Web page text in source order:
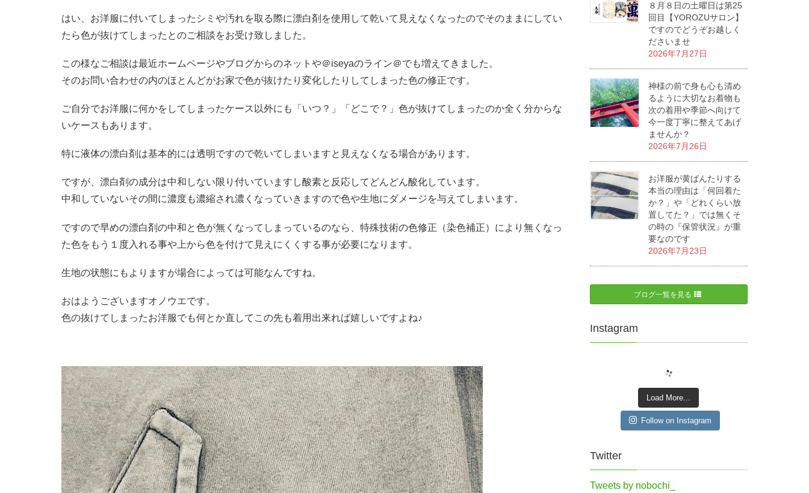
はい、お洋服に付いてしまったシミや汚れを取る際に漂白剤を使用して乾いて見えなくなったのでそのままにしてい
たら色が抜けてしまったとのご相談をお受け致しました。
この様なご相談は最近ホームページやブログからのネットや＠iseyaのライン＠でも増えてきました。
そのお問い合わせの内のほとんどがお家で色が抜けたり変化したりしてしまった色の修正です。
ご自分でお洋服に何かをしてしまったケース以外にも「いつ？」「どこで？」色が抜けてしまったのか全く分からな
いケースもあります。
特に液体の漂白剤は基本的には透明ですので乾いてしまいますと見えなくなる場合があります。
ですが、漂白剤の成分は中和しない限り付いていますし酸素と反応してどんどん酸化しています。
中和していないその間に濃度も濃縮され濃くなっていきますので色や生地にダメージを与えてしまいます。
ですので早めの漂白剤の中和と色が無くなってしまっているのなら、特殊技術の色修正（染色補正）により無くなっ
た色をもう１度入れる事や上から色を付けて見えにくくする事が必要になります。
生地の状態にもよりますが場合によっては可能なんですね。
おはようございますオノウエです。
色の抜けてしまったお洋服でも何とか直してこの先も着用出来れば嬉しいですよね♪
８月８日の土曜日は第25
回目【YOROZUサロン】
ですのでどうぞお越しく
ださいませ
2026年7月27日
神様の前で身も心も清め
るように大切なお着物も
次の着用や季節へ向けて
今一度丁寧に整えてあげ
ませんか？
2026年7月26日
お洋服が黄ばんたりする
本当の理由は「何回着た
か？」や「どれくらい放
置してた？」では無くそ
の時の『保管状況』が重
要なのです
2026年7月23日
ブログ一覧を見る
Instagram
Load More...
Follow on Instagram
Twitter
Tweets by nobochi_